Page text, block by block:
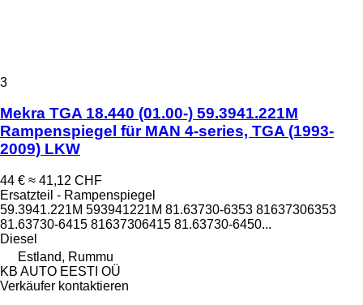
3
Mekra TGA 18.440 (01.00-) 59.3941.221M
Rampenspiegel für MAN 4-series, TGA (1993-
2009) LKW
44 € ≈ 41,12 CHF
Ersatzteil - Rampenspiegel
59.3941.221M 593941221M 81.63730-6353 81637306353
81.63730-6415 81637306415 81.63730-6450...
Diesel
Estland, Rummu
KB AUTO EESTI OÜ
Verkäufer kontaktieren